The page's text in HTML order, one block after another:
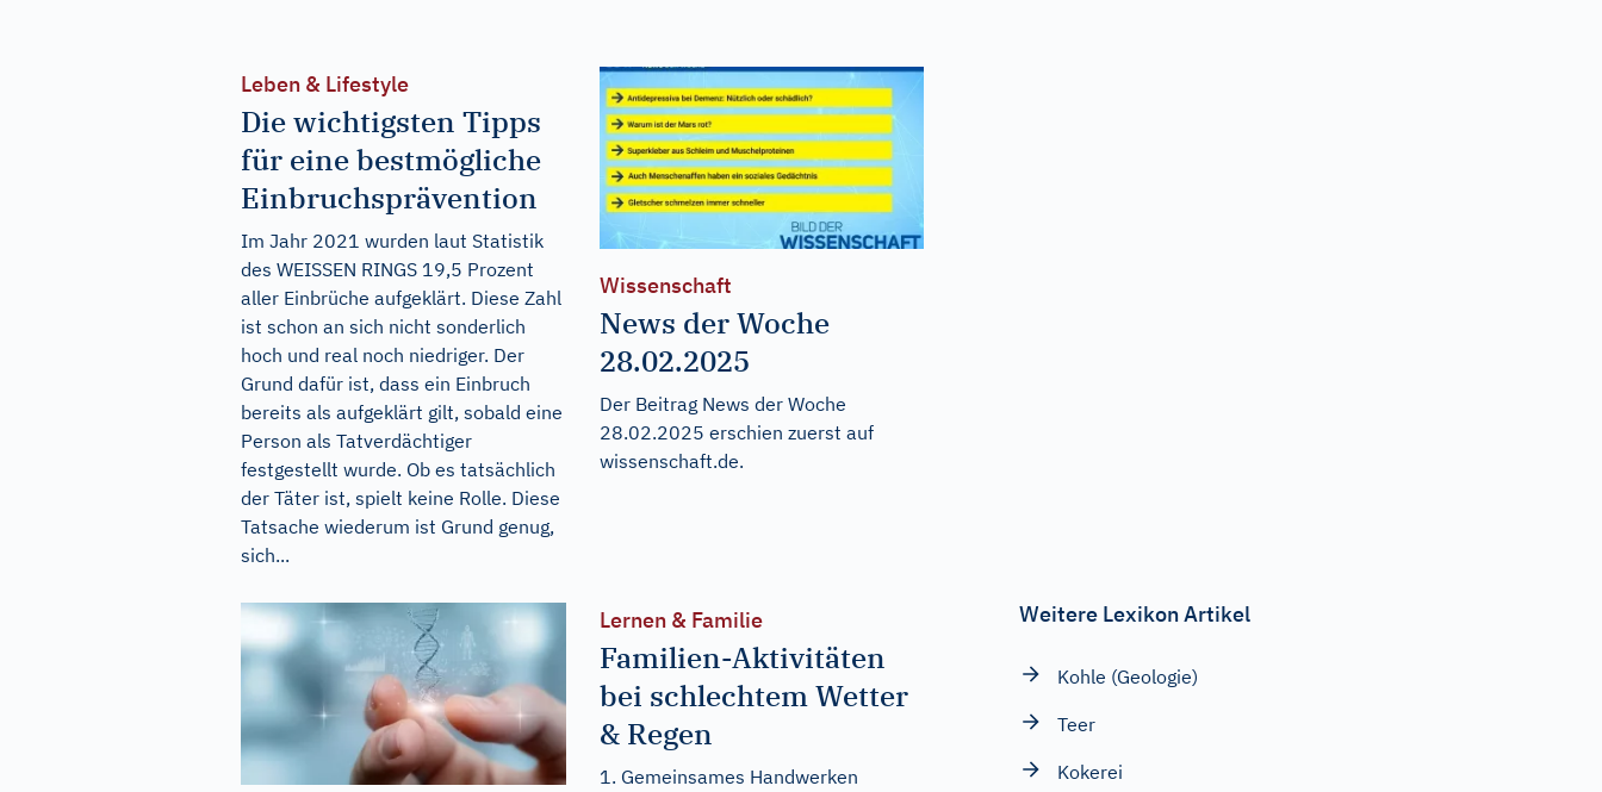
Leben & Lifestyle
Die wichtigsten Tipps
für eine bestmögliche
Einbruchsprävention
Im Jahr 2021 wurden laut Statistik
des WEISSEN RINGS 19,5 Prozent
aller Einbrüche aufgeklärt. Diese Zahl
ist schon an sich nicht sonderlich
hoch und real noch niedriger. Der
Grund dafür ist, dass ein Einbruch
bereits als aufgeklärt gilt, sobald eine
Person als Tatverdächtiger
festgestellt wurde. Ob es tatsächlich
der Täter ist, spielt keine Rolle. Diese
Tatsache wiederum ist Grund genug,
sich...
Wissenschaft
News der Woche
28.02.2025
Der Beitrag News der Woche
28.02.2025 erschien zuerst auf
wissenschaft.de.
Lernen & Familie
Familien-Aktivitäten
bei schlechtem Wetter
& Regen
1. Gemeinsames Handwerken
Weitere Lexikon Artikel
Kohle (Geologie)
Teer
Kokerei